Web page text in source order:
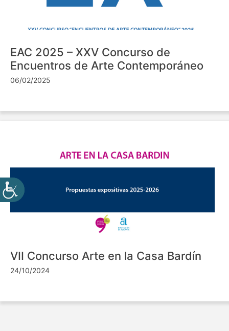
EAC 2025 – XXV Concurso de
Encuentros de Arte Contemporáneo
06/02/2025
VII Concurso Arte en la Casa Bardín
24/10/2024